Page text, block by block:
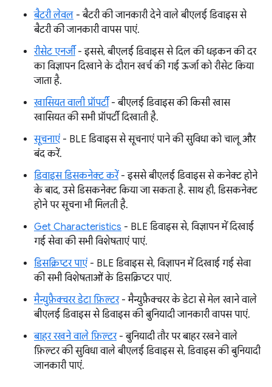
बैटरी लेवल - बैटरी की जानकारी देने वाले बीएलई डिवाइस से
बैटरी की जानकारी वापस पाएं.
रीसेट एनर्जी- इससे, बीएलई डिवाइस से दिल की धड़कन की दर
का विज्ञापन दिखाने के दौरान खर्च की गई ऊर्जा को रीसेट किया
जाता है.
खासियत वाली प्रॉपर्टी- बीएलई डिवाइस की किसी खास
खासियत की सभी प्रॉपर्टी दिखाती है.
सूचनाएं- BLE डिवाइस से सूचनाएं पाने की सुविधा को चालू और
बंद करें.
डिवाइस डिसकनेक्ट करें- इससे बीएलई डिवाइस से कनेक्ट होने
के बाद, उसे डिसकनेक्ट किया जा सकता है. साथ ही, डिसकनेक्ट
होने पर सूचना भी मिलती है.
Get Characteristics - BLE डिवाइस से, विज्ञापन में दिखाई
गई सेवा की सभी विशेषताएं पाएं.
डिसक्रिप्टर पाएं- BLE डिवाइस से, विज्ञापन में दिखाई गई सेवा
की सभी विशेषताओं के डिसक्रिप्टर पाएं.
मैन्युफ़ैक्चरर डेटा फ़िल्टर- मैन्युफ़ैक्चरर के डेटा से मेल खाने वाले
बीएलई डिवाइस से डिवाइस की बुनियादी जानकारी वापस पाएं.
बाहर रखने वाले फ़िल्टर- बुनियादी तौर पर बाहर रखने वाले
फ़िल्टर की सुविधा वाले बीएलई डिवाइस से, डिवाइस की बुनियादी
जानकारी पाएं.